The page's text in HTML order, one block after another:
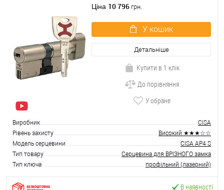
ключі
Ціна 10 796 грн.
У кошик
Детальніше
Купити в 1 клік
До порівняння
У обране
Виробник
CISA
Рівень захисту
Високий ★★★☆☆
Модель серцевини
CISA AP4 S
Тип товару
Серцевина для ВРІЗНОГО замка
Тип ключа
профільний (лазерний)
В наявності